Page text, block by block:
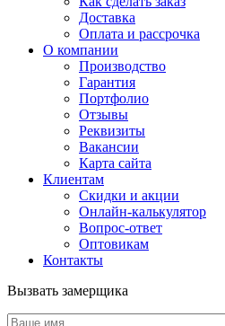
Доставка
Оплата и рассрочка
О компании
Производство
Гарантия
Портфолио
Отзывы
Реквизиты
Вакансии
Карта сайта
Клиентам
Скидки и акции
Онлайн-калькулятор
Вопрос-ответ
Оптовикам
Контакты
Вызвать замерщика